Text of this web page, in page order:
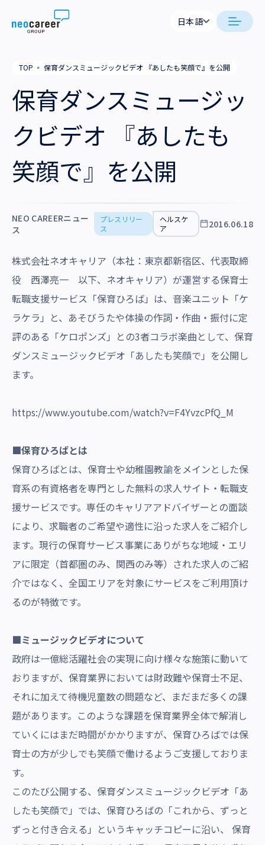
Skip to content
日本語
代表メッセージ
事業内容
採用支援
業務支援
企業情報
会社概要
拠点一覧
ニュース
採用情報
日本語
TOP ▪ 保育ダンスミュージックビデオ 『あしたも笑顔で』を公開
保育ダンスミュージッ
クビデオ 『あしたも
笑顔で』を公開
NEO CAREERニュー
ス
プレスリリー
ス
ヘルスケ
ア
2016.06.18
株式会社ネオキャリア（本社：東京都新宿区、代表取締
役 西澤亮一 以下、ネオキャリア）が運営する保育士
転職支援サービス「保育ひろば」は、音楽ユニット「ケ
ラケラ」と、あそびうたや体操の作詞・作曲・振付に定
評のある「ケロポンズ」との3者コラボ楽曲として、保育
ダンスミュージックビデオ「あしたも笑顔で」を公開し
ます。
https://www.youtube.com/watch?v=F4YvzcPfQ_M
■保育ひろばとは
保育ひろばとは、保育士や幼稚園教諭をメインとした保
育系の有資格者を専門とした無料の求人サイト・転職支
援サービスです。専任のキャリアアドバイザーとの面談
により、求職者のご希望や適性に沿った求人をご紹介し
ます。現行の保育サービス事業にありがちな地域・エリ
アに限定（首都圏のみ、関西のみ等）された求人のご紹
介ではなく、全国エリアを対象にサービスをご利用頂け
るのが特徴です。
■ミュージックビデオについて
政府は一億総活躍社会の実現に向け様々な施策に動いて
おりますが、保育業界においては財政難や保育士不足、
それに加えて待機児童数の問題など、まだまだ多くの課
題があります。このような課題を保育業界全体で解消し
ていくにはまだ時間がかかりますが、保育ひろばでは保
育士の方が少しでも笑顔で働けるようご支援しておりま
す。
このたび公開する、保育ダンスミュージックビデオ「あ
したも笑顔で」では、保育ひろばの「これから、ずっと
ずっと付き合える」というキャッチコピーに沿い、 保育